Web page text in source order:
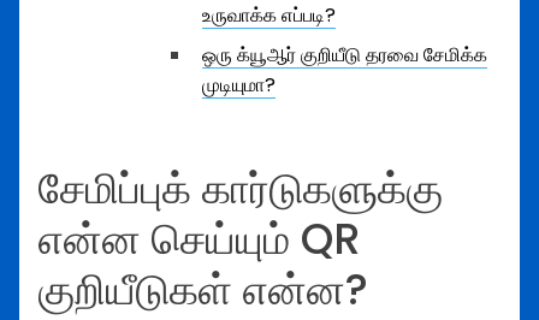
உருவாக்க எப்படி?
ஒரு க்யூஆர் குறியீடு தரவை சேமிக்க
முடியுமா?
சேமிப்புக் கார்டுகளுக்கு
என்ன செய்யும் QR
குறியீடுகள் என்ன?